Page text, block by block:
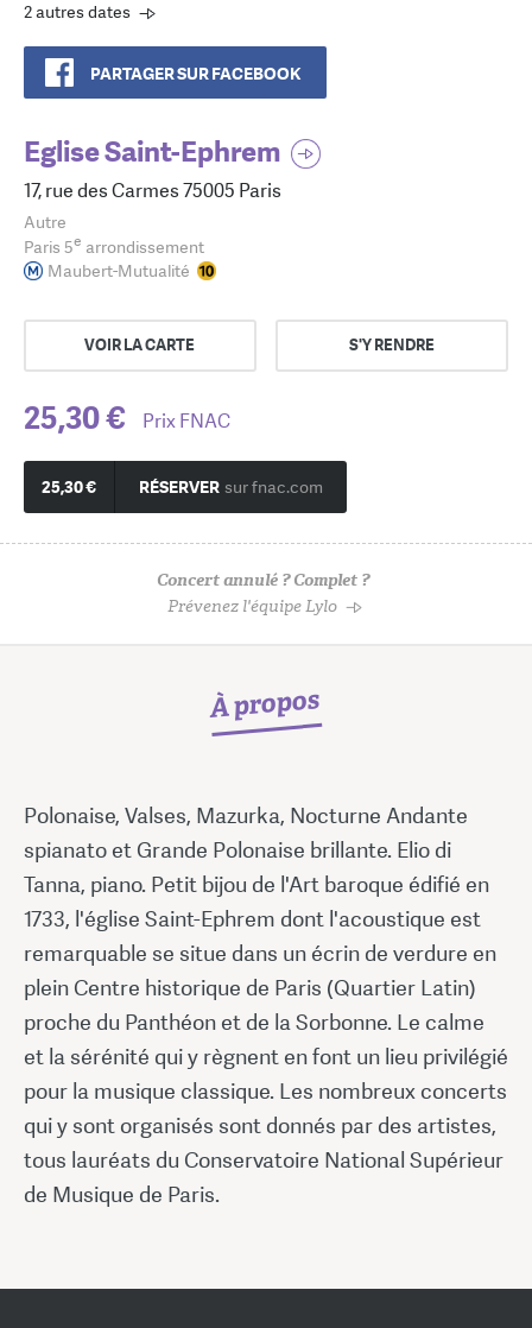
2 autres dates
PARTAGER SUR FACEBOOK
Eglise Saint-Ephrem
17, rue des Carmes 75005 Paris
Autre
Paris 5e arrondissement
Maubert-Mutualité
VOIR LA CARTE S'Y RENDRE
25,30 € Prix FNAC
25,30 € RÉSERVER sur fnac.com
Concert annulé ? Complet ?
Prévenez l'équipe Lylo
À propos
Polonaise, Valses, Mazurka, Nocturne Andante
spianato et Grande Polonaise brillante. Elio di
Tanna, piano. Petit bijou de l'Art baroque édifié en
1733, l'église Saint-Ephrem dont l'acoustique est
remarquable se situe dans un écrin de verdure en
plein Centre historique de Paris (Quartier Latin)
proche du Panthéon et de la Sorbonne. Le calme
et la sérénité qui y règnent en font un lieu privilégié
pour la musique classique. Les nombreux concerts
qui y sont organisés sont donnés par des artistes,
tous lauréats du Conservatoire National Supérieur
de Musique de Paris.